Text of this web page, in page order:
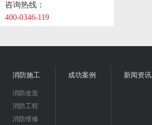
咨询热线：
400-0346-119
消防施工
消防改造
消防工程
消防维修
成功案例 新闻资讯